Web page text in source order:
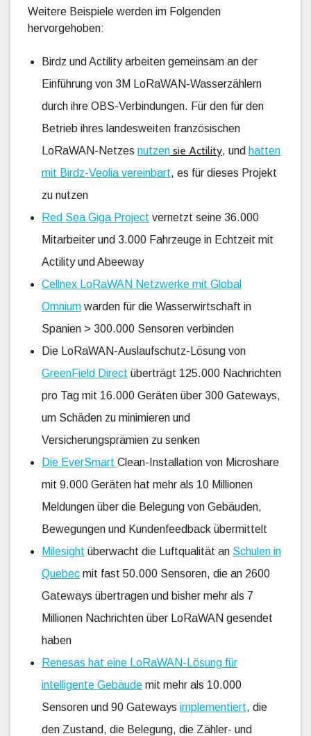
Weitere Beispiele werden im Folgenden
hervorgehoben:
Birdz und Actility arbeiten gemeinsam an der
Einführung von 3M LoRaWAN-Wasserzählern
durch ihre OBS-Verbindungen. Für den für den
Betrieb ihres landesweiten französischen
LoRaWAN-Netzes nutzen sie Actility, und hatten
mit Birdz-Veolia vereinbart, es für dieses Projekt
zu nutzen
Red Sea Giga Project vernetzt seine 36.000
Mitarbeiter und 3.000 Fahrzeuge in Echtzeit mit
Actility und Abeeway
Cellnex LoRaWAN Netzwerke mit Global
Omnium warden für die Wasserwirtschaft in
Spanien > 300.000 Sensoren verbinden
Die LoRaWAN-Auslaufschutz-Lösung von
GreenField Direct überträgt 125.000 Nachrichten
pro Tag mit 16.000 Geräten über 300 Gateways,
um Schäden zu minimieren und
Versicherungsprämien zu senken
Die EverSmart Clean-Installation von Microshare
mit 9.000 Geräten hat mehr als 10 Millionen
Meldungen über die Belegung von Gebäuden,
Bewegungen und Kundenfeedback übermittelt
Milesight überwacht die Luftqualität an Schulen in
Quebec mit fast 50.000 Sensoren, die an 2600
Gateways übertragen und bisher mehr als 7
Millionen Nachrichten über LoRaWAN gesendet
haben
Renesas hat eine LoRaWAN-Lösung für
intelligente Gebäude mit mehr als 10.000
Sensoren und 90 Gateways implementiert, die
den Zustand, die Belegung, die Zähler- und